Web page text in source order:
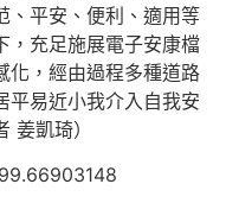
、平安、便利、適用等
，充足施展電子安康檔
化，經由過程多種道路
平易近小我介入自我安
姜凱琦）